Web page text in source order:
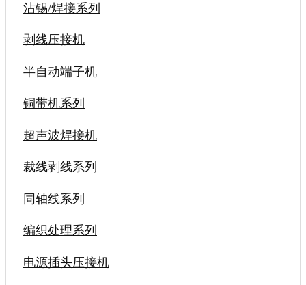
沾锡/焊接系列
剥线压接机
半自动端子机
铜带机系列
超声波焊接机
裁线剥线系列
同轴线系列
编织处理系列
电源插头压接机